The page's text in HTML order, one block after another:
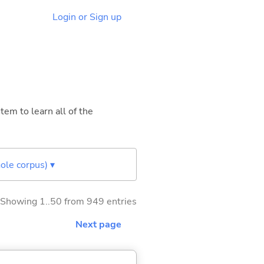
Login or Sign up
to learn all of the
corpus) ▾
Showing 1..50 from 949 entries
Next page